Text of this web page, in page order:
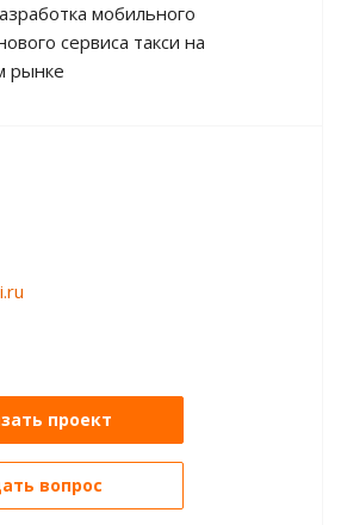
мобильного
сервиса такси на
рынке
проект
вопрос